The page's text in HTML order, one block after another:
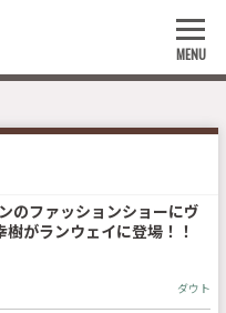
MENU
のファッションショーにヴ
がランウェイに登場！！
ダウト